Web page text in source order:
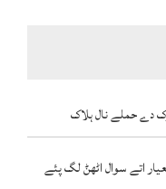
دے حملے نال ہلاک
اتے سوال اٹھݨ لگ پئے